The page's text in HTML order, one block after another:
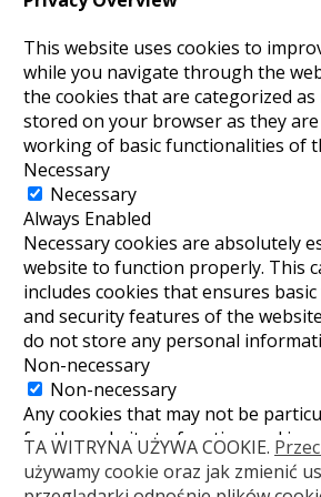
TA WITRYNA UŻYWA COOKIE.
używamy cookie oraz jak zmienić
This website uses cookies to
while you navigate through the
the cookies that are categorized as
stored on your browser as they
working of basic functionalities of
Necessary
Necessary
Always Enabled
Necessary cookies are absolutely
website to function properly. This
includes cookies that ensures
and security features of the
do not store any personal
Non-necessary
Non-necessary
Any cookies that may not be
for the website to function and is
collect user personal data via
embedded contents are termed as